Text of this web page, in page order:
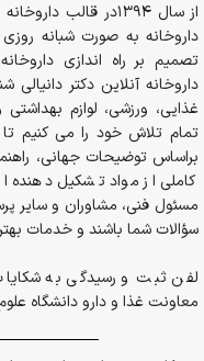
تصمیم بر راه اندازی
داروخانه آنلاین دکتر
غذایی، ورزشی، لوازم
تمام تلاش خود را می کنیم
براساس توضیحات جهانی،
کاملی از مواد تشکیل دهنده
مسئول فنی، مشاوران و سایر
سؤالات شما باشند و خدمات
لفن ثبت و رسیدگی به
معاونت غذا و دارو دانشگاه علوم پزشکی